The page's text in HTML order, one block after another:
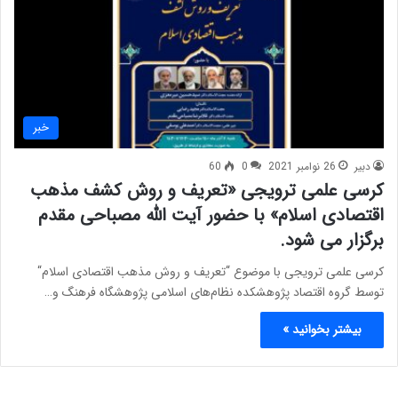
خبر
دبیر 26 نوامبر 2021 0
60
کرسی علمی ترویجی «تعریف و روش کشف مذهب
اقتصادی اسلام» با حضور آیت الله مصباحی مقدم
برگزار می شود.
کرسی علمی ترویجی با موضوع “تعریف و روش مذهب اقتصادی اسلام“
توسط گروه اقتصاد پژوهشکده نظام‌های اسلامی پژوهشگاه فرهنگ و…
بیشتر بخوانید »